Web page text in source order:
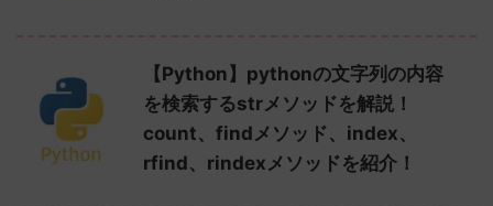
【Python】pythonの文字列の内容
を検索するstrメソッドを解説！
count、findメソッド、index、
rfind、rindexメソッドを紹介！